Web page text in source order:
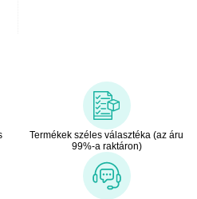
Termékek széles választéka (az áru
99%-a raktáron)